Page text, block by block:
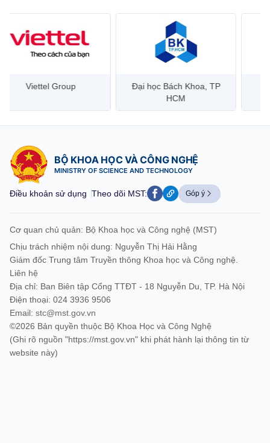
Đại học Bách Khoa, TP
Bưu điện Việt Nam –
Vietnam Post
BỘ KHOA HỌC VÀ CÔNG NGHỆ
MINISTRY OF SCIENCE AND TECHNOLOGY
Điều khoản sử dụng Theo dõi MST: Góp ý
Cơ quan chủ quản: Bộ Khoa học và Công nghệ (MST)
Chịu trách nhiệm nội dung: Nguyễn Thị Hải Hằng
Giám đốc Trung tâm Truyền thông Khoa học và Công nghệ.
Liên hệ
Địa chỉ: Ban Biên tập Cổng TTĐT - 18 Nguyễn Du, TP. Hà Nội
Điện thoại: 024 3936 9506
Email: stc@mst.gov.vn
©2026 Bản quyền thuộc Bộ Khoa Học và Công Nghệ
(Ghi rõ nguồn "https://mst.gov.vn" khi phát hành lại thông tin từ
website này)